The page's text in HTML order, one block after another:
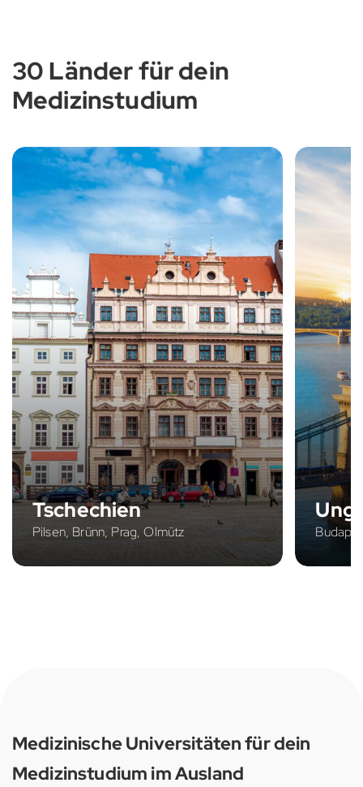
30 Länder für dein
Medizinstudium
Tschechien
Pilsen, Brünn, Prag, Olmütz
Medizinische Universitäten für dein
Medizinstudium im Ausland